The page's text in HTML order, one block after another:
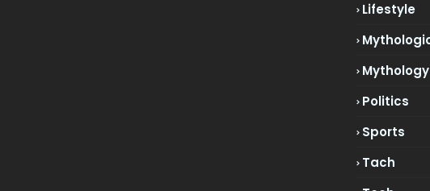
Lifestyle
Mythology
Politics
Sports
Tach